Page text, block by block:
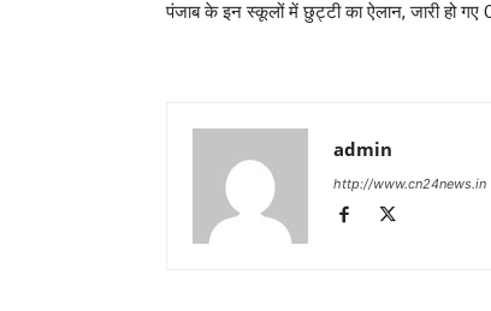
पंजाब के इन स्कूलों में छुट्टी का ऐलान, जारी हो गए
admin
http://www.cn24news.in